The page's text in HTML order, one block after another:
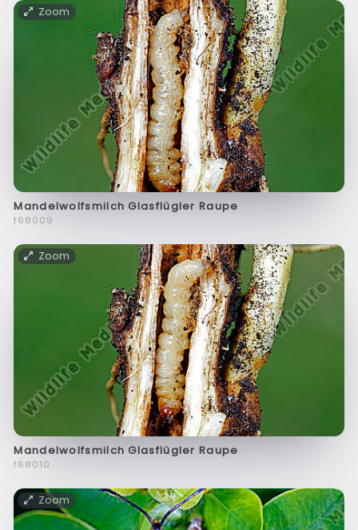
Zoom
Mandelwolfsmilch Glasflügler Raupe
f68009
Zoom
Mandelwolfsmilch Glasflügler Raupe
f68010
Zoom